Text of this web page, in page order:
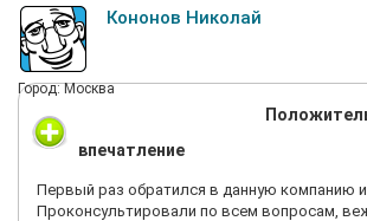
Кононов Николай
Город: Москва
впечатление
Первый раз обратился в данную компанию
Проконсультировали по всем вопросам,